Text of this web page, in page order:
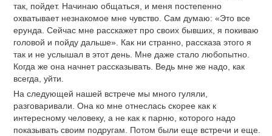
так, пойдет. Начинаю общаться, и меня постепенно
охватывает незнакомое мне чувство. Сам думаю: «Это все
ерунда. Сейчас мне расскажет про своих бывших, я покиваю
головой и пойду дальше». Как ни странно, рассказа этого я
так и не услышал в этот день. Мне даже стало любопытно.
Когда же она начнет рассказывать. Ведь мне же надо, как
всегда, уйти.
На следующей нашей встрече мы много гуляли,
разговаривали. Она ко мне отнеслась скорее как к
интересному человеку, а не как к парню, которого надо
показывать своим подругам. Потом были еще встречи и еще.